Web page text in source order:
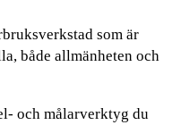
som är
både allmänheten och
och målarverktyg du